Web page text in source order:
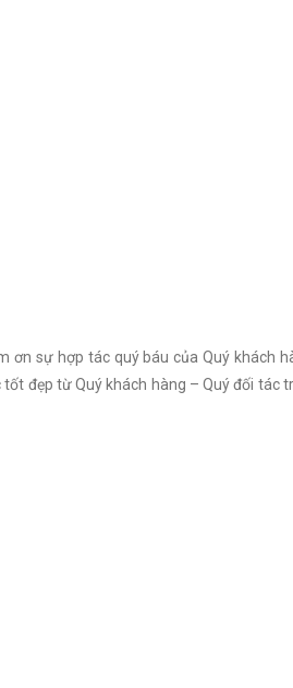
ơn sự hợp tác quý báu của Quý khách
đẹp từ Quý khách hàng – Quý đối tác